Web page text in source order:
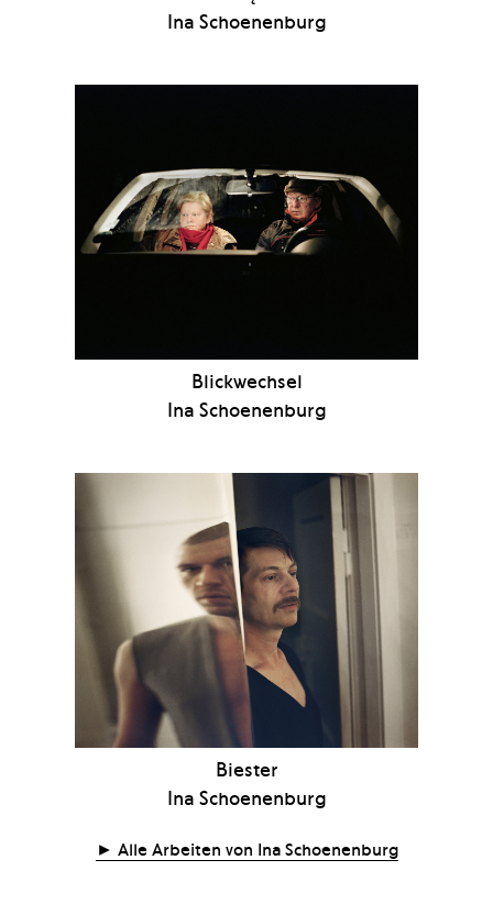
Ina Schoenenburg
Blickwechsel
Ina Schoenenburg
Biester
Ina Schoenenburg
Alle Arbeiten von Ina Schoenenburg